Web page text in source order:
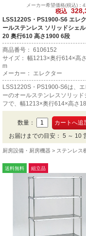
メーカー希望価格(税込)：
税込
LSS1220S・PS1900-S6 エレ
ールステンレス ソリッドシェ
20 奥行610 高さ1900 6段
商品番号： 6106152
サイズ： 幅1213×奥行614×高
m
メーカー： エレクター
LSS1220S・PS1900-S6は、エ
ーのオールステンレスソリッド
フで、幅1213×奥行614×高さ
の6段です。
数量：
お届けまでの目安： 5 ～ 10
厨房設備・厨房機器 ステンレス
送料無料 組立品